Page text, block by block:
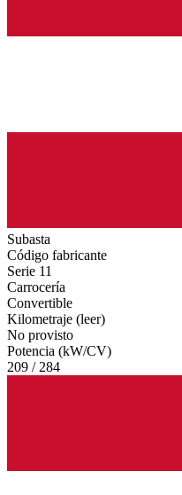
Subasta
Código fabricante
Serie 11
Carrocería
Convertible
Kilometraje (leer)
No provisto
Potencia (kW/CV)
209 / 284